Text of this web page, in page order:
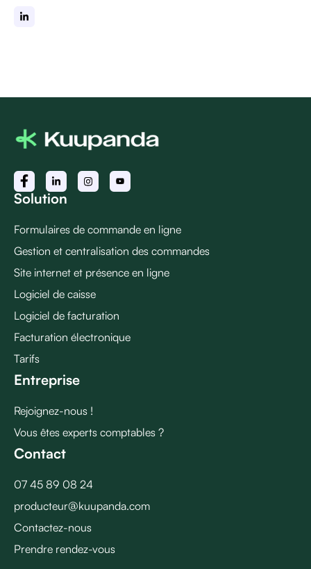
Solution
Formulaires de commande en ligne
Gestion et centralisation des commandes
Site internet et présence en ligne
Logiciel de caisse
Logiciel de facturation
Facturation électronique
Tarifs
Entreprise
Rejoignez-nous !
Vous êtes experts comptables ?
Contact
07 45 89 08 24
producteur@kuupanda.com
Contactez-nous
Prendre rendez-vous